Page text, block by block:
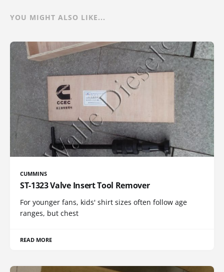
YOU MIGHT ALSO LIKE...
CUMMINS
ST-1323 Valve Insert Tool Remover
For younger fans, kids' shirt sizes often follow age
ranges, but chest
READ MORE